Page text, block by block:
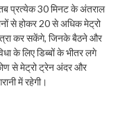
तब प्रत्येक 30 मिनट के अंतराल
से होकर 20 से अधिक मेट्रो
कर सकेंगे, जिनके बैठने और
के लिए डिब्बों के भीतर लगे
से मेट्रो ट्रेन अंदर और
में रहेगी।